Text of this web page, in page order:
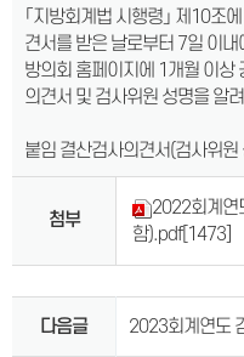
「지방회계법 시행령」 제10조
견서를 받은 날로부터 7일 이
방의회 홈페이지에 1개월 이
의견서 및 검사위원 성명을 알
붙임 결산검사의견서(검사위
첨부
2022회계연
함).pdf[1473]
다음글 2023회계연도